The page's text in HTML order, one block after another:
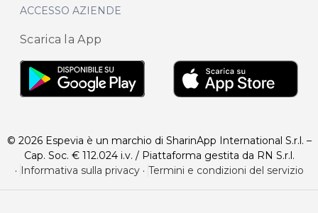
ACCESSO AZIENDE
Scarica la App
© 2026 Espevia è un marchio di SharinApp International S.r.l. –
Cap. Soc. € 112.024 i.v. / Piattaforma gestita da RN S.r.l.
· Informativa sulla privacy· Termini e condizioni del servizio